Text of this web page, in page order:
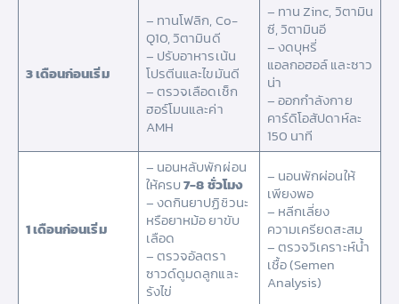
3 เดือนก่อนเริ่ม
– ทานโฟลิก, Co-
Q10, วิตามินดี
– ปรับอาหารเน้น
โปรตีนและไขมันดี
– ตรวจเลือดเช็ก
ฮอร์โมนและค่า
AMH
– ทาน Zinc, วิตามิน
ซี, วิตามินอี
– งดบุหรี่
แอลกอฮอล์ และซาว
น่า
– ออกกำลังกาย
คาร์ดิโอสัปดาห์ละ
150 นาที
1 เดือนก่อนเริ่ม
– นอนหลับพักผ่อน
ให้ครบ7-8 ชั่วโมง
– งดกินยาปฏิชีวนะ
หรือยาหม้อ ยาขับ
เลือด
– ตรวจอัลตรา
ซาวด์ดูมดลูกและ
รังไข่
– นอนพักผ่อนให้
เพียงพอ
– หลีกเลี่ยง
ความเครียดสะสม
– ตรวจวิเคราะห์น้ำ
เชื้อ (Semen
Analysis)